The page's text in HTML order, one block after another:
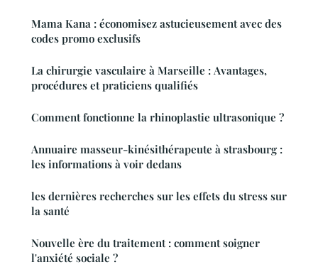
Mama Kana : économisez astucieusement avec des
codes promo exclusifs
La chirurgie vasculaire à Marseille : Avantages,
procédures et praticiens qualifiés
Comment fonctionne la rhinoplastie ultrasonique ?
Annuaire masseur-kinésithérapeute à strasbourg :
les informations à voir dedans
les dernières recherches sur les effets du stress sur
la santé
Nouvelle ère du traitement : comment soigner
l'anxiété sociale ?